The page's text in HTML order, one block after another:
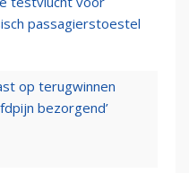
passagierstoestel
op terugwinnen
bezorgend’